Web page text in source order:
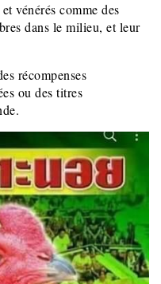
vénérés comme des
dans le milieu, et leur
récompenses
ou des titres